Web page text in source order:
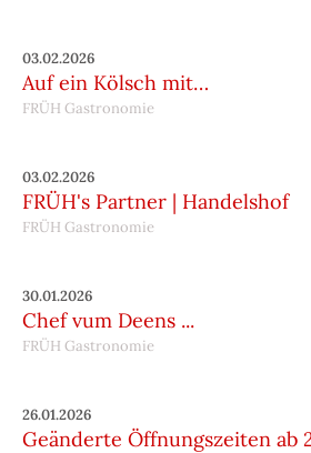
03.02.2026
Auf ein Kölsch mit…
FRÜH Gastronomie
03.02.2026
FRÜH's Partner | Handelshof
FRÜH Gastronomie
30.01.2026
Chef vum Deens ...
FRÜH Gastronomie
26.01.2026
Geänderte Öffnungszeiten ab